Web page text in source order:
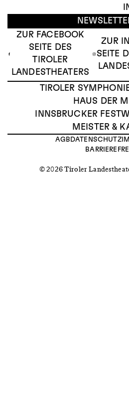
ZUR FACEBOOK
SEITE DES
TIROLER
LANDESTHEATERS
ZUR
SEITE
TIROLER
HAUS DER
INNSBRUCKER
MEISTER &
AGB DATENSCHUTZ
© 2026 Tiroler